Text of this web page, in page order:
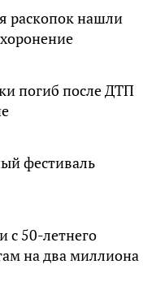
раскопок нашли
погиб после ДТП
фестиваль
с 50-летнего
на два миллиона